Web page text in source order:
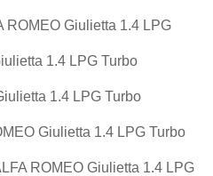
ROMEO Giulietta 1.4 LPG
1.4 LPG Turbo
1.4 LPG Turbo
Giulietta 1.4 LPG Turbo
ROMEO Giulietta 1.4 LPG